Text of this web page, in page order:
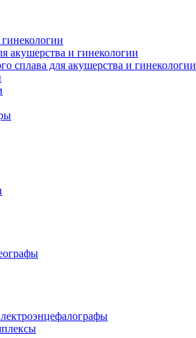
акушерства и гинекологии
сплава для акушерства и гинекологии